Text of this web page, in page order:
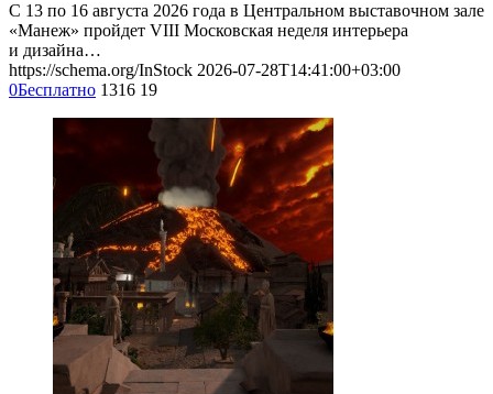
С 13 по 16 августа 2026 года в Центральном выставочном зале
«Манеж» пройдет VIII Московская неделя интерьера
и дизайна…
https://schema.org/InStock 2026-07-28T14:41:00+03:00
0Бесплатно 1316 19